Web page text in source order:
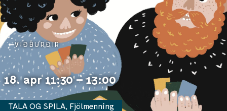
VIÐBURÐIR
18. apr 11:30 – 13:00
TALA OG SPILA Fjölmenning